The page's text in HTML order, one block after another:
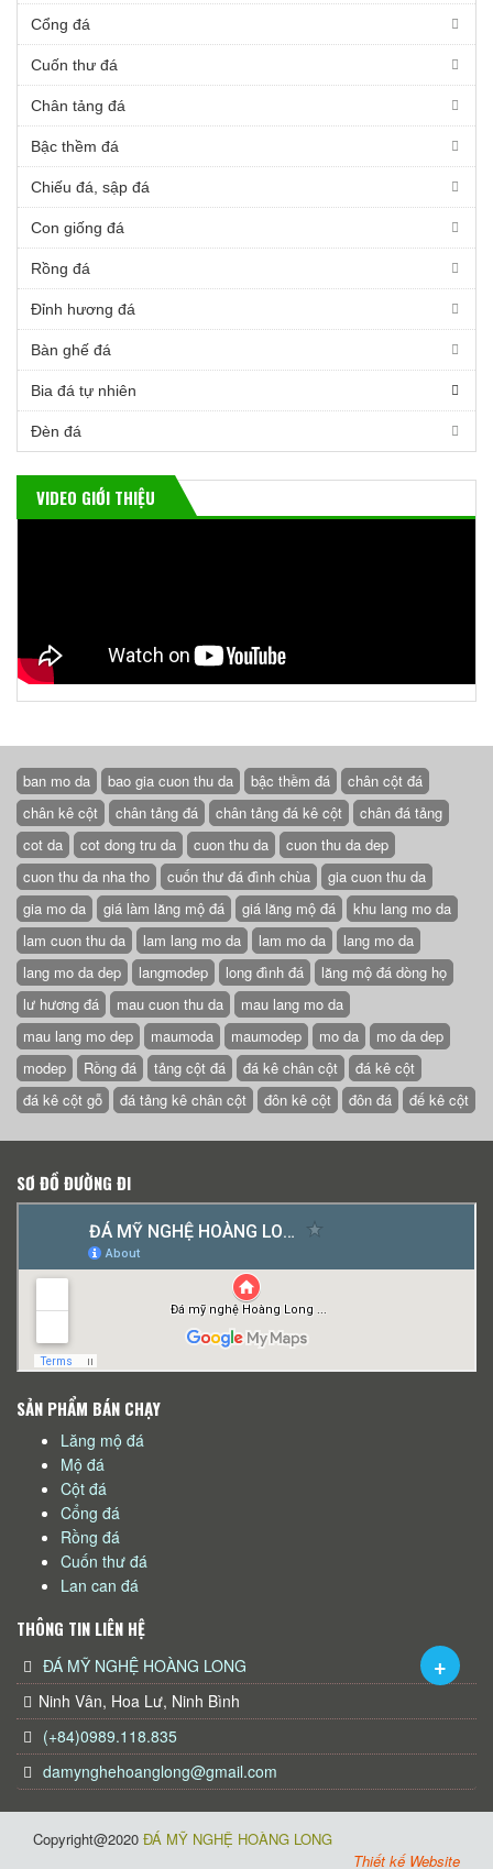
Cổng đá
Cuốn thư đá
Chân tảng đá
Bậc thềm đá
Chiếu đá, sập đá
Con giống đá
Rồng đá
Đỉnh hương đá
Bàn ghế đá
Bia đá tự nhiên
Đèn đá
VIDEO GIỚI THIỆU
ban mo da bao gia cuon thu da bậc thềm đá
chân cột đá
chân kê cột
chân tảng đá chân tảng đá kê cột
chân đá tảng
cot da
cot dong tru da cuon thu da
cuon thu da dep
cuon thu da nha tho
cuốn thư đá đình chùa
gia cuon thu da
gia mo da
giá làm lăng mộ đá giá lăng mộ đá
khu lang mo da
lam cuon thu da
lam lang mo da lam mo da
lang mo da
lang mo da dep
langmodep long đình đá
lăng mộ đá dòng họ
lư hương đá
mau cuon thu da
mau lang mo da
mau lang mo dep
maumoda maumodep mo da
mo da dep
modep
Rồng đá tảng cột đá đá kê chân cột
đá kê cột
đá kê cột gỗ
đá tảng kê chân cột đôn kê cột đôn đá đế kê cột
SƠ ĐỒ ĐƯỜNG ĐI
SẢN PHẨM BÁN CHẠY
Lăng mộ đá
Mộ đá
Cột đá
Cổng đá
Rồng đá
Cuốn thư đá
Lan can đá
THÔNG TIN LIÊN HỆ
ĐÁ MỸ NGHỆ HOÀNG LONG
Ninh Vân, Hoa Lư, Ninh Bình
(+84)0989.118.835
damynghehoanglong@gmail.com
Copyright@2020 ĐÁ MỸ NGHỆ HOÀNG LONG
Thiết kế Website